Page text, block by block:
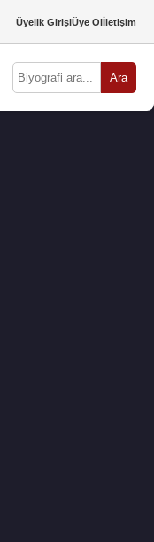
Üyelik GirişiÜye Olİletişim
Ara